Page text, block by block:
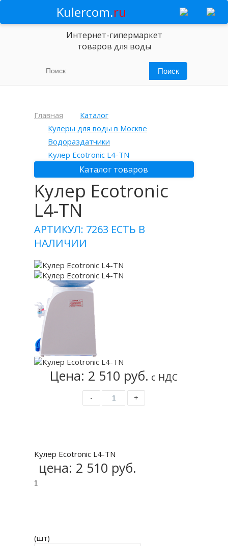
Kulercom.ru
Интернет-гипермаркет
товаров для воды
Главная
Каталог
Кулеры для воды в Москве
Водораздатчики
Kулер Ecotronic L4-TN
Каталог товаров
Kулер Ecotronic
L4-TN
АРТИКУЛ: 7263 ЕСТЬ В
НАЛИЧИИ
Цена: 2 510 руб. с НДС
- +
Kулер Ecotronic L4-TN
цена: 2 510 руб.
(шт)